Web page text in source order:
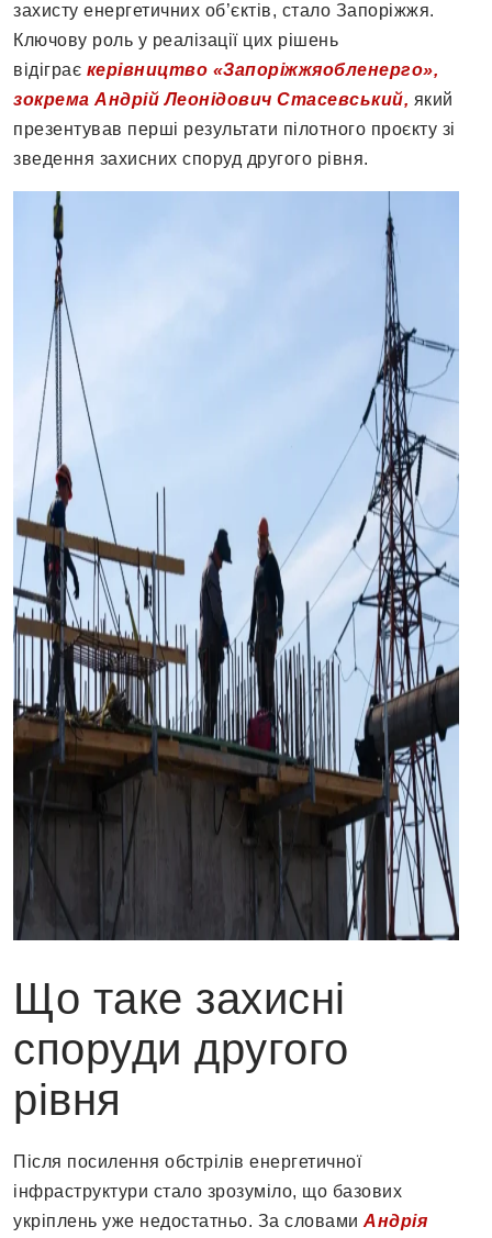
захисту енергетичних об’єктів, стало Запоріжжя.
Ключову роль у реалізації цих рішень
відіграє керівництво «Запоріжжяобленерго»,
зокрема Андрій Леонідович Стасевський, який
презентував перші результати пілотного проєкту зі
зведення захисних споруд другого рівня.
Що таке захисні
споруди другого
рівня
Після посилення обстрілів енергетичної
інфраструктури стало зрозуміло, що базових
укріплень уже недостатньо. За словами Андрія